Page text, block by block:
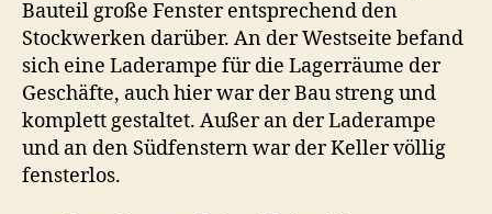
Bauteil große Fenster entsprechend den
Stockwerken darüber. An der Westseite befand
sich eine Laderampe für die Lagerräume der
Geschäfte, auch hier war der Bau streng und
komplett gestaltet. Außer an der Laderampe
und an den Südfenstern war der Keller völlig
fensterlos.